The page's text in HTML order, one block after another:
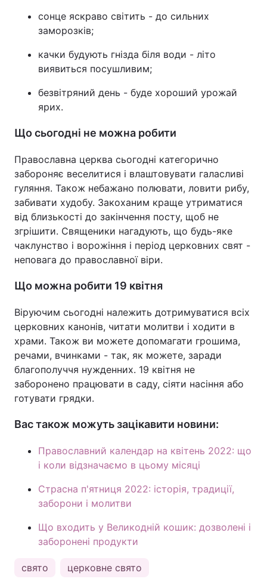
сонце яскраво світить - до сильних
заморозків;
качки будують гнізда біля води - літо
виявиться посушливим;
безвітряний день - буде хороший урожай
ярих.
Що сьогодні не можна робити
Православна церква сьогодні категорично
забороняє веселитися і влаштовувати галасливі
гуляння. Також небажано полювати, ловити рибу,
забивати худобу. Закоханим краще утриматися
від близькості до закінчення посту, щоб не
згрішити. Священики нагадують, що будь-яке
чаклунство і ворожіння і період церковних свят -
неповага до православної віри.
Що можна робити 19 квітня
Віруючим сьогодні належить дотримуватися всіх
церковних канонів, читати молитви і ходити в
храми. Також ви можете допомагати грошима,
речами, вчинками - так, як можете, заради
благополуччя нужденних. 19 квітня не
заборонено працювати в саду, сіяти насіння або
готувати грядки.
Вас також можуть зацікавити новини:
Православний календар на квітень 2022: що
і коли відзначаємо в цьому місяці
Страсна п'ятниця 2022: історія, традиції,
заборони і молитви
Що входить у Великодній кошик: дозволені і
заборонені продукти
свято церковне свято